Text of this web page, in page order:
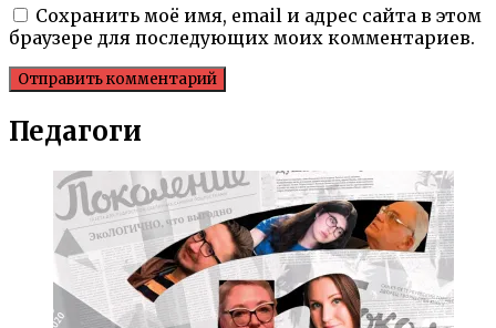
Сохранить моё имя, email и адрес сайта в этом
браузере для последующих моих комментариев.
Педагоги